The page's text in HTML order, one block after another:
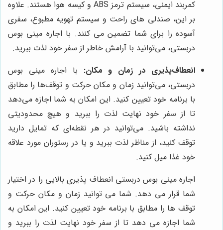
کمربند ایمنی، سیستم ترمز ABS و کیسه هوا هستند. علاوه
بر این، صندلی های راحت و سیستم تهویه مطبوع، سفری
آسوده را برای شما تضمین می کنند. با اجاره مینی بوس
دربستی، می‌توانید با آرامش خاطر از سفر خود لذت ببرید.
انعطاف‌پذیری در زمان و مکان: با اجاره مینی بوس
دربستی، می‌توانید زمان و مکان حرکت و توقف‌ها را مطابق
با برنامه خود تعیین کنید. این امکان به شما اجازه می‌دهد
تا از سفر خود نهایت لذت را ببرید و هیچ محدودیتی
نداشته باشید. می‌توانید در هر نقطه‌ای که تمایل دارید
توقف کنید، از مناظر لذت ببرید و یا در رستوران مورد علاقه
خود غذا میل کنید.
اجاره مینی بوس دربستی انعطاف پذیری بالایی را در اختیار
شما قرار می دهد. شما می توانید زمان و مکان حرکت و
توقف ها را مطابق با برنامه خود تعیین کنید. این امکان به
شما اجازه می دهد تا از سفر خود نهایت لذت را ببرید و